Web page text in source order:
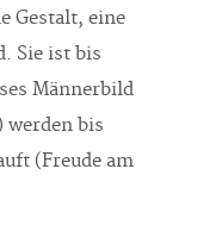
Gestalt, eine
Sie ist bis
Männerbild
werden bis
(Freude am